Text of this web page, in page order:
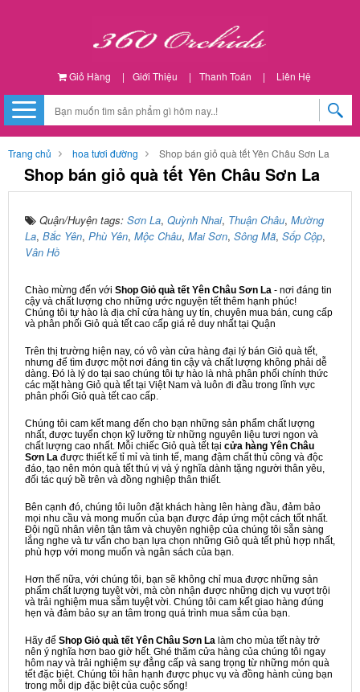
Giỏ Hàng | Giới Thiệu | Thanh Toán | Liên Hệ
Trang chủ hoa tươi đường Shop bán giỏ quà tết Yên Châu Sơn La
Shop bán giỏ quà tết Yên Châu Sơn La
Quận/Huyện tags: Sơn La, Quỳnh Nhai, Thuận Châu, Mường
La, Bắc Yên, Phù Yên, Mộc Châu, Mai Sơn, Sông Mã, Sốp Cộp,
Vân Hồ
Chào mừng đến với Shop Giỏ quà tết Yên Châu Sơn La - nơi đáng tin
cậy và chất lượng cho những ước nguyện tết thêm hạnh phúc!
Chúng tôi tự hào là địa chỉ cửa hàng uy tín, chuyên mua bán, cung cấp
và phân phối Giỏ quà tết cao cấp giá rẻ duy nhất tại Quận
Trên thị trường hiện nay, có vô vàn cửa hàng đại lý bán Giỏ quà tết,
nhưng để tìm được một nơi đáng tin cậy và chất lượng không phải dễ
dàng. Đó là lý do tại sao chúng tôi tự hào là nhà phân phối chính thức
các mặt hàng Giỏ quà tết tại Việt Nam và luôn đi đầu trong lĩnh vực
phân phối Giỏ quà tết cao cấp.
Chúng tôi cam kết mang đến cho bạn những sản phẩm chất lượng
nhất, được tuyển chọn kỹ lưỡng từ những nguyên liệu tươi ngon và
chất lượng cao nhất. Mỗi chiếc Giỏ quà tết tại cửa hàng Yên Châu
Sơn La được thiết kế tỉ mỉ và tinh tế, mang đậm chất thủ công và độc
đáo, tạo nên món quà tết thú vị và ý nghĩa dành tặng người thân yêu,
đối tác quý bề trên và đồng nghiệp thân thiết.
Bên cạnh đó, chúng tôi luôn đặt khách hàng lên hàng đầu, đảm bảo
mọi nhu cầu và mong muốn của bạn được đáp ứng một cách tốt nhất.
Đội ngũ nhân viên tận tâm và chuyên nghiệp của chúng tôi sẵn sàng
lắng nghe và tư vấn cho bạn lựa chọn những Giỏ quà tết phù hợp nhất,
phù hợp với mong muốn và ngân sách của bạn.
Hơn thế nữa, với chúng tôi, bạn sẽ không chỉ mua được những sản
phẩm chất lượng tuyệt vời, mà còn nhận được những dịch vụ vượt trội
và trải nghiệm mua sắm tuyệt vời. Chúng tôi cam kết giao hàng đúng
hẹn và đảm bảo sự an tâm trong quá trình mua sắm của bạn.
Hãy để Shop Giỏ quà tết Yên Châu Sơn La làm cho mùa tết này trở
nên ý nghĩa hơn bao giờ hết. Ghé thăm cửa hàng của chúng tôi ngay
hôm nay và trải nghiệm sự đẳng cấp và sang trọng từ những món quà
tết đặc biệt. Chúng tôi hân hạnh được phục vụ và đồng hành cùng bạn
trong mỗi dịp đặc biệt của cuộc sống!